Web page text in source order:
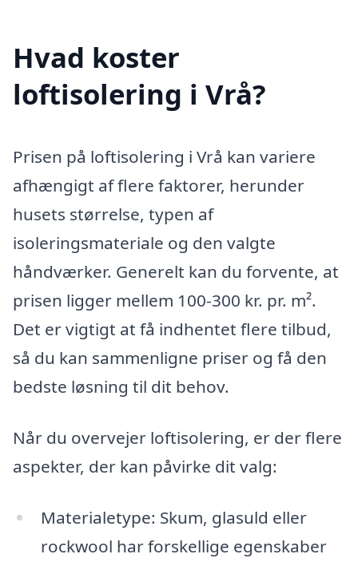
Hvad koster
loftisolering i Vrå?
Prisen på loftisolering i Vrå kan variere
afhængigt af flere faktorer, herunder
husets størrelse, typen af
isoleringsmateriale og den valgte
håndværker. Generelt kan du forvente, at
prisen ligger mellem 100-300 kr. pr. m².
Det er vigtigt at få indhentet flere tilbud,
så du kan sammenligne priser og få den
bedste løsning til dit behov.
Når du overvejer loftisolering, er der flere
aspekter, der kan påvirke dit valg:
Materialetype: Skum, glasuld eller
rockwool har forskellige egenskaber